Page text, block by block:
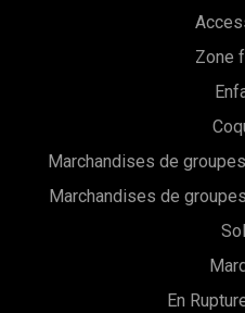
Zone
Marchandises de
Marchandises de
En